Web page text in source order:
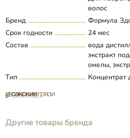
волос
Бренд
Формула
Срок годности
24 мес
Состав
вода
экстракт
омелы,
Тип Концентрат
Другие товары бренда